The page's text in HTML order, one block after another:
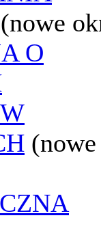
(nowe
O
(nowe